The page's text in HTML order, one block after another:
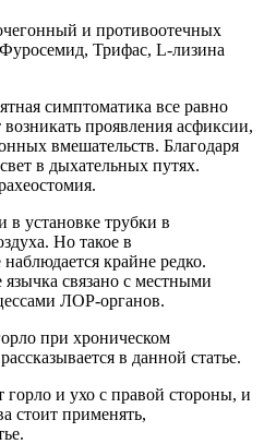
и противоотечных
Трифас, L-лизина
симптоматика все равно
проявления асфиксии,
вмешательств. Благодаря
в дыхательных путях.
в установке трубки в
Но такое в
крайне редко.
связано с местными
ЛОР-органов.
при хроническом
в данной статье.
горло и ухо с правой стороны, и
стоит применять,